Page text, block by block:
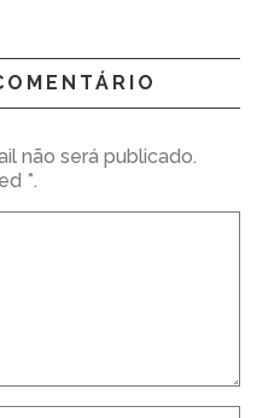
não será publicado.
*.